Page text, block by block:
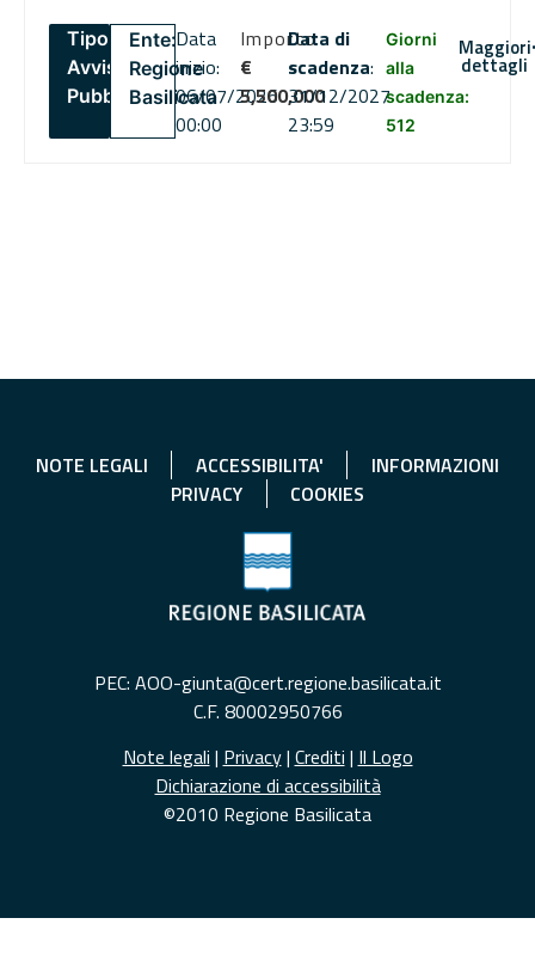
Tipo:
Avviso
Pubblico
Ente:
Regione
Basilicata
Data
inizio:
06/07/2026
00:00
Importo
€
5,500,000
Data di
scadenza:
31/12/2027
23:59
Giorni
alla
scadenza:
512
Maggiori
dettagli
NOTE LEGALI ACCESSIBILITA'
INFORMAZIONI
PRIVACY
COOKIES
PEC: AOO-giunta@cert.regione.basilicata.it
C.F. 80002950766
Note legali | Privacy| Crediti | Il Logo
Dichiarazione di accessibilità
©2010 Regione Basilicata